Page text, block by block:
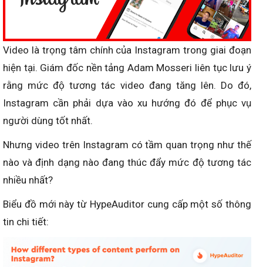
Video là trọng tâm chính của Instagram trong giai đoạn
hiện tại. Giám đốc nền tảng Adam Mosseri liên tục lưu ý
rằng mức độ tương tác video đang tăng lên. Do đó,
Instagram cần phải dựa vào xu hướng đó để phục vụ
người dùng tốt nhất.
Nhưng video trên Instagram có tầm quan trọng như thế
nào và định dạng nào đang thúc đẩy mức độ tương tác
nhiều nhất?
Biểu đồ mới này từ HypeAuditor cung cấp một số thông
tin chi tiết: